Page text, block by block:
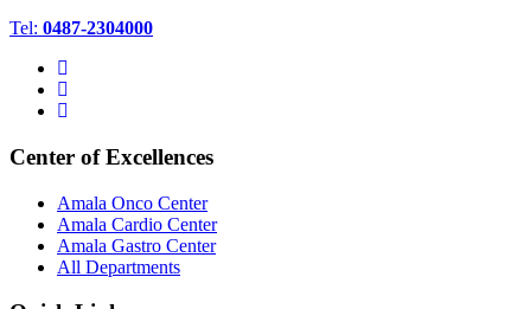
Tel: 0487-2304000
Center of Excellences
Amala Onco Center
Amala Cardio Center
Amala Gastro Center
All Departments